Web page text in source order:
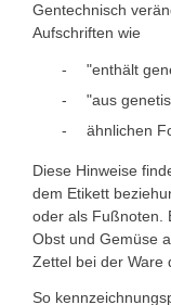
Gentechnisch
Aufschriften wie
"enthält
"aus
ähnlichen
Diese Hinweise
dem Etikett
oder als Fußnoten.
Obst und Gemüse
Zettel bei der Ware
So